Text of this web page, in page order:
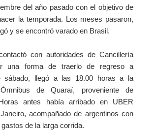
del año pasado con el objetivo de
la temporada. Los meses pasaron,
y se encontró varado en Brasil.
con autoridades de Cancillería
una forma de traerlo de regreso a
sábado, llegó a las 18.00 horas a la
de Quaraí, proveniente de
antes había arribado en UBER
acompañado de argentinos con
de la larga corrida.